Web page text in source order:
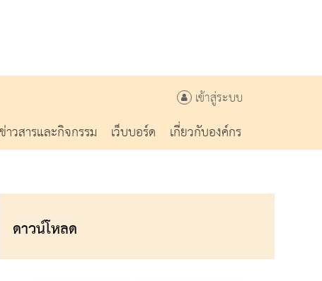
เข้าสู่ระบบ
ข่าวสารและกิจกรรม เว็บบอร์ด
เกี่ยวกับองค์กร
ดาวน์โหลด